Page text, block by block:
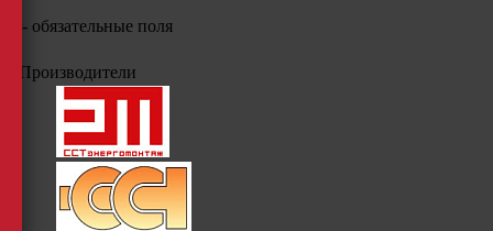
- обязательные поля
Производители